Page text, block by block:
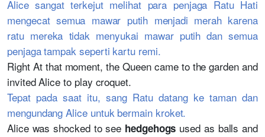
Alice sangat terkejut melihat para penjaga Ratu Hati
mengecat semua mawar putih menjadi merah karena
ratu mereka tidak menyukai mawar putih dan semua
penjaga tampak seperti kartu remi.
Right At that moment, the Queen came to the garden and
invited Alice to play croquet.
Tepat pada saat itu, sang Ratu datang ke taman dan
mengundang Alice untuk bermain kroket.
Alice was shocked to see hedgehogs used as balls and